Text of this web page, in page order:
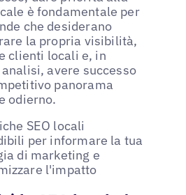
è fondamentale per
che desiderano
la propria visibilità,
clienti locali e, in
avere successo
panorama
odierno.
SEO locali
per informare la tua
di marketing e
l'impatto